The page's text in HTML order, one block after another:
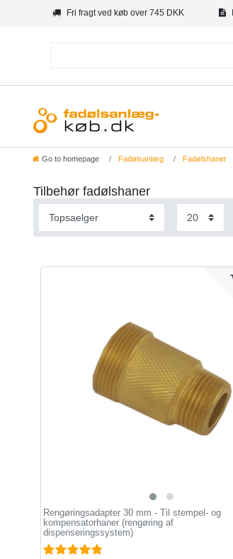
Fri fragt ved køb over 745 DKK
Go to homepage Fadølsanlæg Fadølshaner
Tilbehør fadølshaner
Rengøringsadapter 30 mm - Til stempel- og
kompensatorhaner (rengøring af
dispenseringssystem)